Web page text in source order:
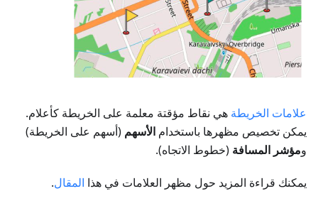
علامات الخريطة هي نقاط مؤقتة معلمة على الخريطة كأعلام.
يمكن تخصيص مظهرها باستخدام الأسهم (أسهم على الخريطة)
ومؤشر المسافة (خطوط الاتجاه).
يمكنك قراءة المزيد حول مظهر العلامات في هذا المقال.